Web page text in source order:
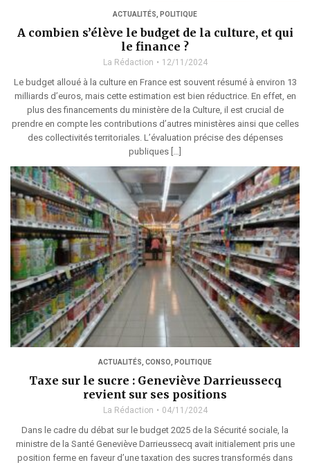
ACTUALITÉS POLITIQUE
A combien s’élève le budget de la culture, et qui
le finance ?
La Rédaction 12/11/2024
Le budget alloué à la culture en France est souvent résumé à environ 13
milliards d’euros, mais cette estimation est bien réductrice. En effet, en
plus des financements du ministère de la Culture, il est crucial de
prendre en compte les contributions d’autres ministères ainsi que celles
des collectivités territoriales. L’évaluation précise des dépenses
publiques […]
ACTUALITÉS CONSO POLITIQUE
Taxe sur le sucre : Geneviève Darrieussecq
revient sur ses positions
La Rédaction 04/11/2024
Dans le cadre du débat sur le budget 2025 de la Sécurité sociale, la
ministre de la Santé Geneviève Darrieussecq avait initialement pris une
position ferme en faveur d’une taxation des sucres transformés dans